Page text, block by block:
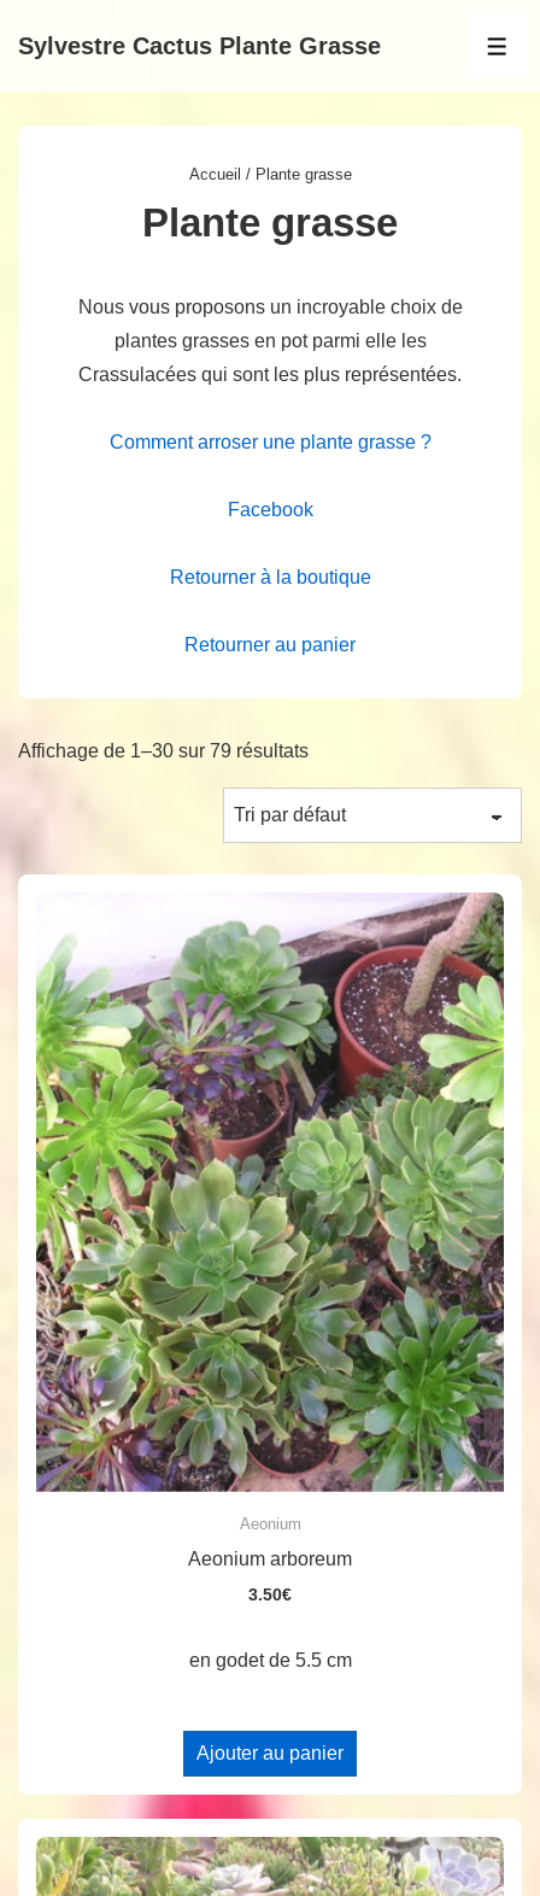
passer
Sylvestre Cactus Plante Grasse
Accueil / Plante grasse
Plante grasse
Nous vous proposons un incroyable choix de
plantes grasses en pot parmi elle les
Crassulacées qui sont les plus représentées.
Comment arroser une plante grasse ?
Facebook
Retourner à la boutique
Retourner au panier
Affichage de 1–30 sur 79 résultats
Aeonium
Aeonium arboreum
3.50€
en godet de 5.5 cm
Ajouter au panier